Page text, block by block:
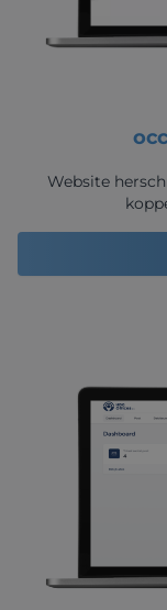
Website